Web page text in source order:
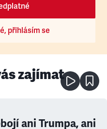
přihlásím se
zajímat
ani Trumpa, ani